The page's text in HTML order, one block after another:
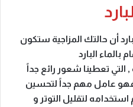
أن حالتك المزاجية ستكون
بالماء البارد
تعطينا شعور رائع جداً
فهو عامل مهم جداً لتحسين
استخدامه لتقليل التوتر و